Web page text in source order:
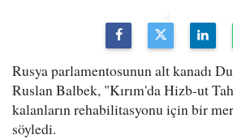
Rusya parlamentosunun alt kanadı
Ruslan Balbek, "Kırım'da Hizb-ut
kalanların rehabilitasyonu için bir
söyledi.